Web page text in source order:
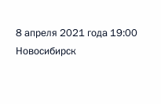
8 апреля 2021 года 19:00
Новосибирск